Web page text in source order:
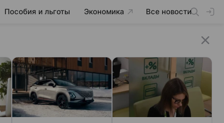
Пособия и льготы Экономика Все новости